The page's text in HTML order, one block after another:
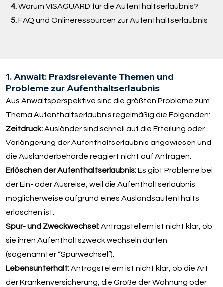
4.Warum VISAGUARD für die Aufenthaltserlaubnis?
5.FAQ und Onlineressourcen zur Aufenthaltserlaubnis
1. Anwalt: Praxisrelevante Themen und
Probleme zur Aufenthaltserlaubnis
Aus Anwaltsperspektive sind die größten Probleme zum
Thema Aufenthaltserlaubnis regelmäßig die Folgenden:
Zeitdruck:Ausländer sind schnell auf die Erteilung oder
Verlängerung der Aufenthaltserlaubnis angewiesen und
die Ausländerbehörde reagiert nicht auf Anfragen.
Erlöschen der Aufenthaltserlaubnis:Es gibt Probleme bei
der Ein- oder Ausreise, weil die Aufenthaltserlaubnis
möglicherweise aufgrund eines Auslandsaufenthalts
erloschen ist.
Spur- und Zweckwechsel:Antragstellern ist nicht klar, ob
sie ihren Aufenthaltszweck wechseln dürfen
(sogenannter “Spurwechsel”).
Lebensunterhalt:Antragstellern ist nicht klar, ob die Art
der Krankenversicherung, die Größe der Wohnung oder